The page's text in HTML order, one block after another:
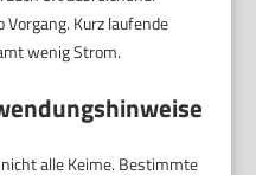
Kurz laufende
wenig Strom.
alle Keime. Bestimmte